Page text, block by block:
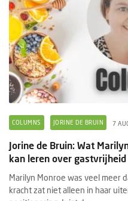
COLUMNS JORINE DE BRUIN 7
Jorine de Bruin: Wat
kan leren over gastvrijheid
Marilyn Monroe was veel meer
kracht zat niet alleen in haar